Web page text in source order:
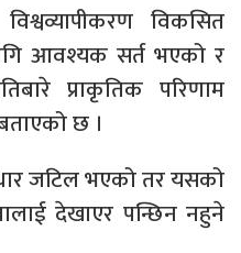
विकसित
आवश्यक सर्त भएको र
प्राकृतिक परिणाम
छ ।
जटिल भएको तर यसको
देखाएर पन्छिन नहुने